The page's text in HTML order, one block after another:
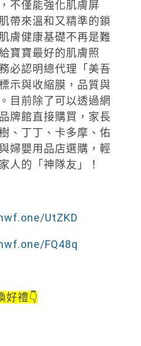
不僅能強化肌膚屏
帶來溫和又精準的鎖
膚健康基礎不再是難
寶寶最好的肌膚照
必認明總代理「美吾
示與收縮膜，品質與
目前除了可以透過網
牌館直接購買，家長
、丁丁、卡多摩、佑
婦嬰用品店選購，輕
人的「神隊友」！
UtZKD
FQ48q
好禮👇